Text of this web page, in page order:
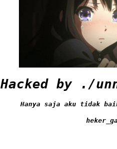
Hacked by ./
Hanya saja aku tidak